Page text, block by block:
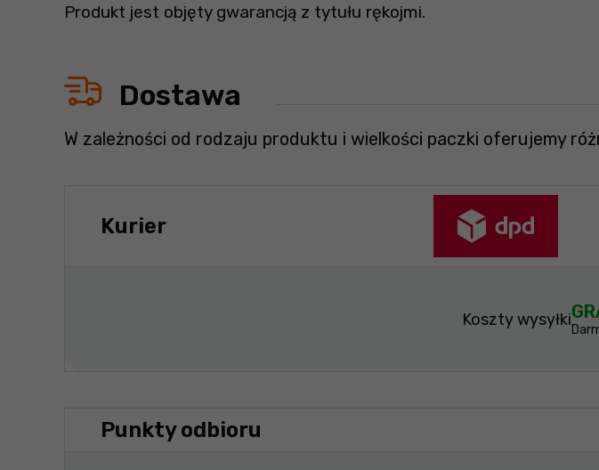
Produkt jest objęty gwarancją z tytułu rękojmi.
Dostawa
W zależności od rodzaju produktu i wielkości paczki oferujemy
Kurier
Koszty wysyłki
Punkty odbioru